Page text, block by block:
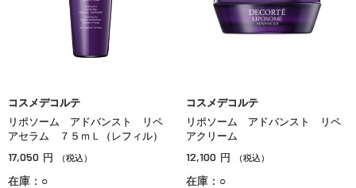
コスメデコルテ
リポソーム アドバンスト リペ
アセラム ７５ｍＬ（レフィル）
17,050 円 （税込）
在庫：○
コスメデコルテ
リポソーム アドバンスト リペ
アクリーム
12,100 円 （税込）
在庫：○